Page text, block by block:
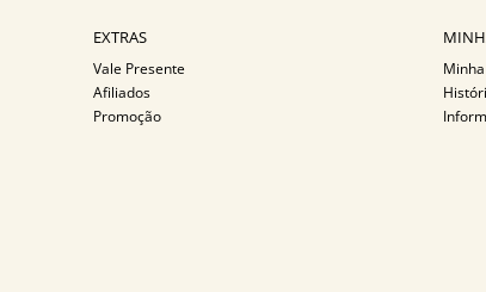
EXTRAS
Vale Presente
Afiliados
Promoção